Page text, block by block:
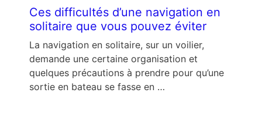
Ces difficultés d’une navigation en
solitaire que vous pouvez éviter
La navigation en solitaire, sur un voilier,
demande une certaine organisation et
quelques précautions à prendre pour qu’une
sortie en bateau se fasse en …